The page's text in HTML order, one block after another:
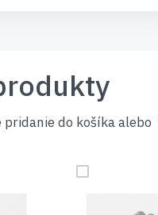
do košíka alebo